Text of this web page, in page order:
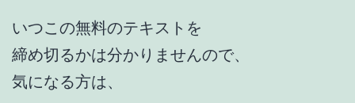
いつこの無料のテキストを
締め切るかは分かりませんので、
気になる方は、